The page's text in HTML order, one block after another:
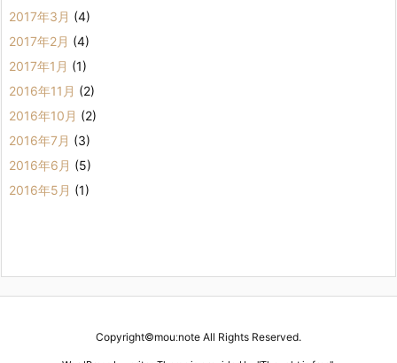
2017年3月 (4)
2017年2月 (4)
2017年1月 (1)
2016年11月 (2)
2016年10月 (2)
2016年7月 (3)
2016年6月 (5)
2016年5月 (1)
Copyright©mouːnote All Rights Reserved.